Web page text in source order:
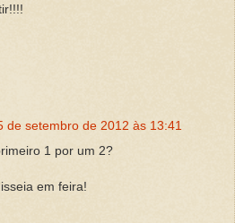
de setembro de 2012 às 13:41
1 por um 2?
em feira!